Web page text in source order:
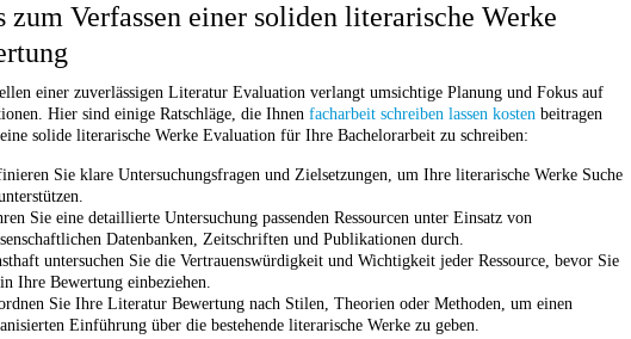
zum Verfassen einer soliden literarische Werke
einer zuverlässigen Literatur Evaluation verlangt umsichtige Planung und Fokus auf
Hier sind einige Ratschläge, die Ihnen facharbeit schreiben lassen kosten beitragen
solide literarische Werke Evaluation für Ihre Bachelorarbeit zu schreiben:
Sie klare Untersuchungsfragen und Zielsetzungen, um Ihre literarische Werke Suche
Sie eine detaillierte Untersuchung passenden Ressourcen unter Einsatz von
Datenbanken, Zeitschriften und Publikationen durch.
untersuchen Sie die Vertrauenswürdigkeit und Wichtigkeit jeder Ressource, bevor Sie
Ihre Bewertung einbeziehen.
Sie Ihre Literatur Bewertung nach Stilen, Theorien oder Methoden, um einen
Einführung über die bestehende literarische Werke zu geben.